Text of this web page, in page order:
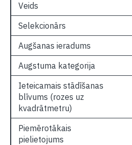
Veids
Selekcionārs
Augšanas ieradums
Augstuma kategorija
Ieteicamais stādīšanas
blīvums (rozes uz
kvadrātmetru)
Piemērotākais
pielietojums